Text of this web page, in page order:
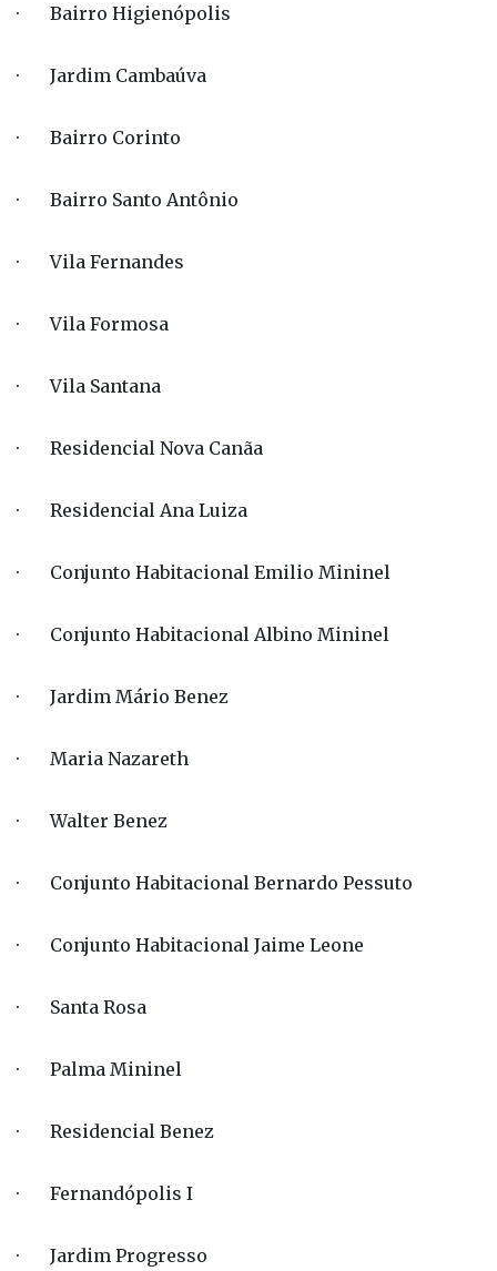
· Bairro Higienópolis
· Jardim Cambaúva
· Bairro Corinto
· Bairro Santo Antônio
· Vila Fernandes
· Vila Formosa
· Vila Santana
· Residencial Nova Canãa
· Residencial Ana Luiza
· Conjunto Habitacional Emilio Mininel
· Conjunto Habitacional Albino Mininel
· Jardim Mário Benez
· Maria Nazareth
· Walter Benez
· Conjunto Habitacional Bernardo Pessuto
· Conjunto Habitacional Jaime Leone
· Santa Rosa
· Palma Mininel
· Residencial Benez
· Fernandópolis I
· Jardim Progresso